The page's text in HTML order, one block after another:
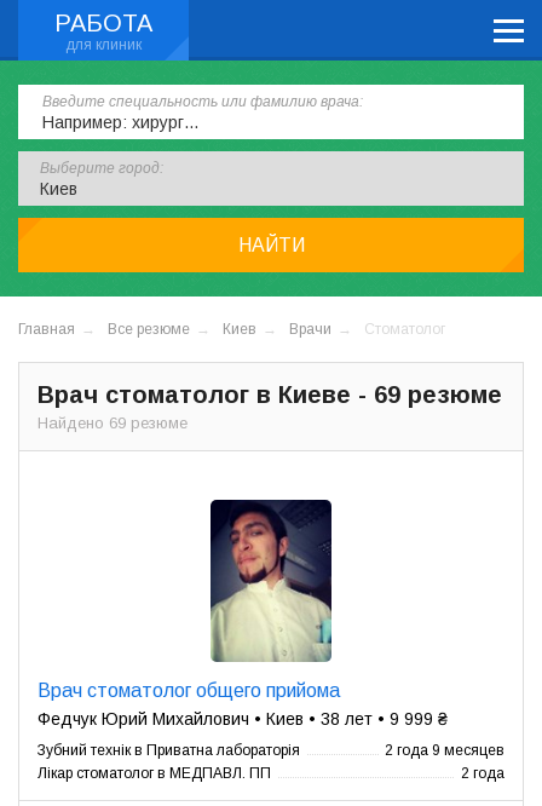
РАБОТА
Введите специальность или фамилию врача:
Выберите город:
НАЙТИ
Главная Все резюме Киев Врачи Стоматолог
Врач стоматолог в Киеве - 69 резюме
Найдено 69 резюме
Врач стоматолог общего прийома
Федчук Юрий Михайлович • Киев • 38 лет • 9 999 ₴
Зубний технік в Приватна лабораторія
2 года 9 месяцев
Лікар стоматолог в МЕДПАВЛ. ПП
2 года